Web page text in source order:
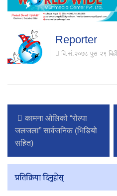
Reporter
वि.सं.२०७८ पुस २९
कामना ओलिको “रोल्पा
जलजला” सार्वजनिक (भिडियो
सहित)
प्रतिक्रिया दिनुहोस्